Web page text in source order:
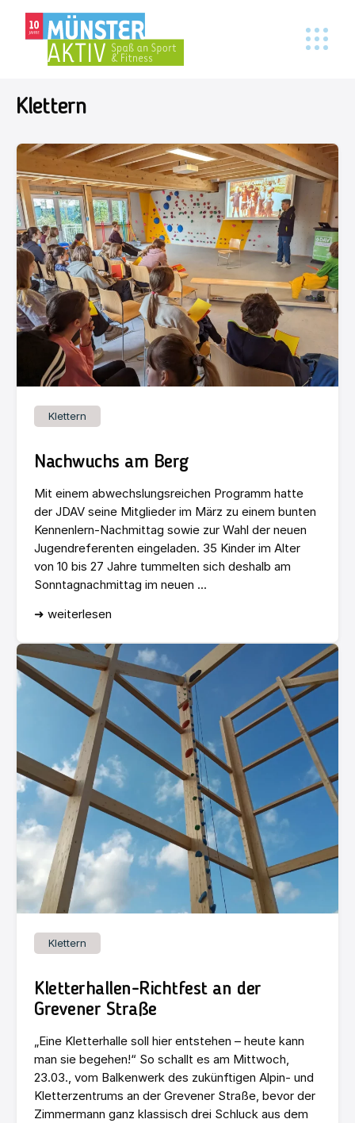
Klettern
Klettern
Nachwuchs am Berg
Mit einem abwechslungsreichen Programm hatte
der JDAV seine Mitglieder im März zu einem bunten
Kennenlern-Nachmittag sowie zur Wahl der neuen
Jugendreferenten eingeladen. 35 Kinder im Alter
von 10 bis 27 Jahre tummelten sich deshalb am
Sonntagnachmittag im neuen ...
➜ weiterlesen
Klettern
Kletterhallen-Richtfest an der
Grevener Straße
„Eine Kletterhalle soll hier entstehen – heute kann
man sie begehen!“ So schallt es am Mittwoch,
23.03., vom Balkenwerk des zukünftigen Alpin- und
Kletterzentrums an der Grevener Straße, bevor der
Zimmermann ganz klassisch drei Schluck aus dem